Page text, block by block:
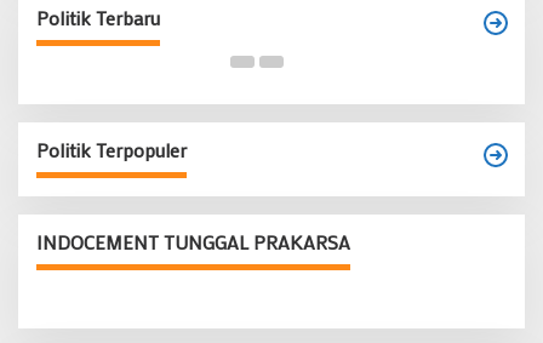
Politik Terbaru
Di Banten, Politik
Politik Terpopuler
INDOCEMENT TUNGGAL PRAKARSA